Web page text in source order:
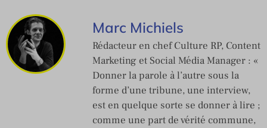
Marc Michiels
Rédacteur en chef Culture RP, Content
Marketing et Social Média Manager : «
Donner la parole à l’autre sous la
forme d’une tribune, une interview,
est en quelque sorte se donner à lire ;
comme une part de vérité commune,